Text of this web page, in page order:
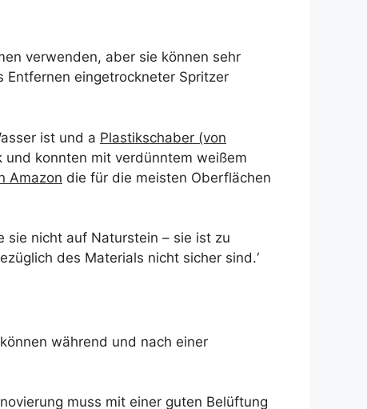
verwenden, aber sie können sehr
eingetrockneter Spritzer
ist und a Plastikschaber (von
konnten mit verdünntem weißem
Amazon die für die meisten Oberflächen
sie nicht auf Naturstein – sie ist zu
des Materials nicht sicher sind.‘
während und nach einer
muss mit einer guten Belüftung